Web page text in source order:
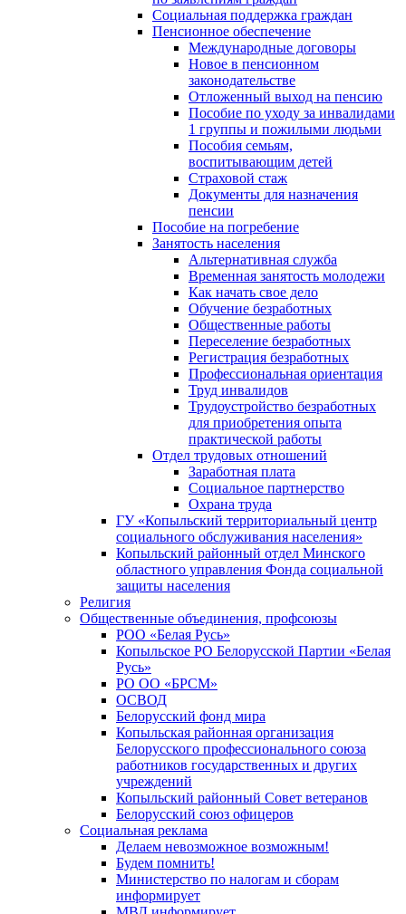
Социальная поддержка граждан
Пенсионное обеспечение
Международные договоры
Новое в пенсионном
законодательстве
Отложенный выход на пенсию
Пособие по уходу за инвалидами
1 группы и пожилыми людьми
Пособия семьям,
воспитывающим детей
Страховой стаж
Документы для назначения
пенсии
Пособие на погребение
Занятость населения
Альтернативная служба
Временная занятость молодежи
Как начать свое дело
Обучение безработных
Общественные работы
Переселение безработных
Регистрация безработных
Профессиональная ориентация
Труд инвалидов
Трудоустройство безработных
для приобретения опыта
практической работы
Отдел трудовых отношений
Заработная плата
Социальное партнерство
Охрана труда
ГУ «Копыльский территориальный центр
социального обслуживания населения»
Копыльский районный отдел Минского
областного управления Фонда социальной
защиты населения
Религия
Общественные объединения, профсоюзы
РОО «Белая Русь»
Копыльское РО Белорусской Партии «Белая
Русь»
РО ОО «БРСМ»
ОСВОД
Белорусский фонд мира
Копыльская районная организация
Белорусского профессионального союза
работников государственных и других
учреждений
Копыльский районный Совет ветеранов
Белорусский союз офицеров
Социальная реклама
Делаем невозможное возможным!
Будем помнить!
Министерство по налогам и сборам
информирует